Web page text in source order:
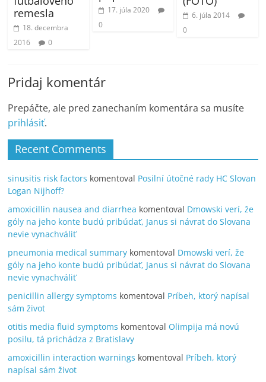
remesla
18. decembra
2016
0
17. júla 2020
0
6. júla 2014
0
Pridaj komentár
Prepáčte, ale pred zanechaním komentára sa musíte
prihlásiť.
Recent Comments
sinusitis risk factors komentoval Posilní útočné rady HC Slovan
Logan Nijhoff?
amoxicillin nausea and diarrhea komentoval Dmowski verí, že
góly na jeho konte budú pribúdať, Janus si návrat do Slovana
nevie vynachváliť
pneumonia medical summary komentoval Dmowski verí, že
góly na jeho konte budú pribúdať, Janus si návrat do Slovana
nevie vynachváliť
penicillin allergy symptoms komentoval Príbeh, ktorý napísal
sám život
otitis media fluid symptoms komentoval Olimpija má novú
posilu, tá prichádza z Bratislavy
amoxicillin interaction warnings komentoval Príbeh, ktorý
napísal sám život